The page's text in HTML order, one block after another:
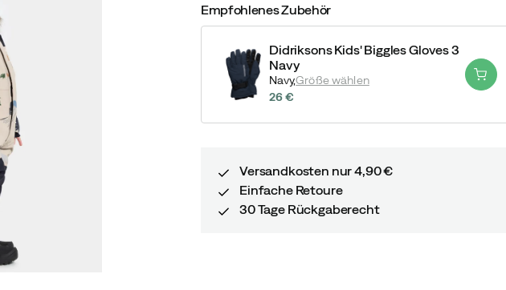
Empfohlenes Zubehör
Didriksons Kids' Biggles Gloves 3
Navy
Navy,Größe wählen
26 €
Versandkosten nur 4,90 €
Einfache Retoure
30 Tage Rückgaberecht